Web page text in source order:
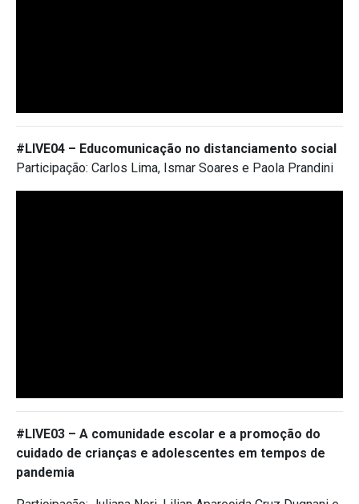
#LIVE04 – Educomunicação no distanciamento social
Participação: Carlos Lima, Ismar Soares e Paola Prandini
#LIVE03 – A comunidade escolar e a promoção do
cuidado de crianças e adolescentes em tempos de
pandemia